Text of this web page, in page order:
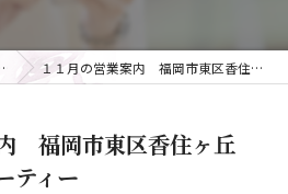
１１月の営業案内 福岡市東区香住ヶ丘 ワンプラスビューティー
福岡市東区香住ヶ丘
ティー